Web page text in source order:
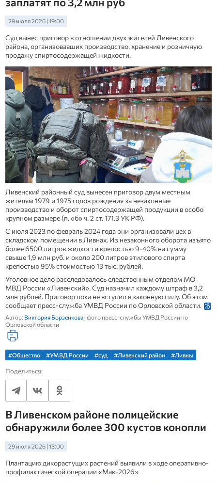
29 июля 2026 | 19:00
Суд вынес приговор в отношении двух жителей Ливенского
района, организовавших производство, хранение и розничную
продажу спиртосодержащей жидкости.
Ливенский районный суд вынесен приговор двум местным
жителям 1979 и 1975 годов рождения за незаконные
производство и оборот спиртосодержащей продукции в особо
крупном размере (п. «б» ч. 2 ст. 171.3 УК РФ).
С июля 2023 по февраль 2024 года они организовали цех в
складском помещении в Ливнах. Из незаконного оборота изъято
более 6500 литров жидкости крепостью 9-40% на сумму
свыше 1,9 млн руб. и около 200 литров этилового спирта
крепостью 95% стоимостью 13 тыс. рублей.
Уголовное дело расследовалось следственным отделом МО
МВД России «Ливенский». Суд назначил каждому штраф в 3,2
млн рублей. Приговор пока не вступил в законную силу. Об этом
сообщает пресс-служба УМВД России по Орловской области.
Автор: Виктория Борзенкова, фото пресс-службы УМВД России по
Орловской области
#Общество #УМВД России #суд #Ливенский район #Ливны
Поделиться:
В Ливенском районе полицейские
обнаружили более 300 кустов конопли
29 июля 2026 | 13:00
Плантацию дикорастущих растений выявили в ходе оперативно-
профилактической операции «Мак-2026»